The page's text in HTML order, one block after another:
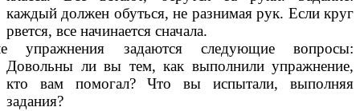
каждый должен обуться, не разнимая рук. Если круг
рвется, все начинается сначала.
упражнения задаются следующие вопросы:
Довольны ли вы тем, как выполнили упражнение,
кто вам помогал? Что вы испытали, выполняя
задания?